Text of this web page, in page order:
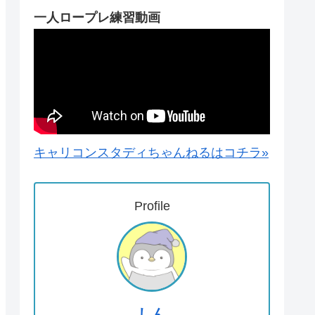
一人ロープレ練習動画
キャリコンスタディちゃんねるはコチラ»
Profile